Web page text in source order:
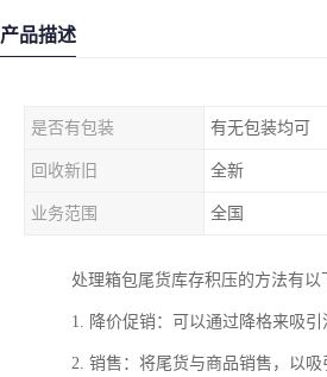
产品描述
是否有包装 有无包装均可
回收新旧 全新
业务范围 全国
处理箱包尾货库存积压的方法有以
1. 降价促销：可以通过降格来吸
2. 销售：将尾货与商品销售，以